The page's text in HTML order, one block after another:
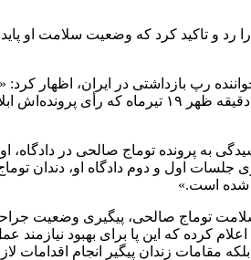
و تاکید کرد که وضعیت سلامت او
رپ بازداشتی در ایران، اظهار کرد:
وضعیت سلامت توماج صالحی از کجا مطرح می‌شود اما آنچه بعضا گفته می‌شود، مایه حیرت
به پرونده توماج صالحی در دادگاه، او
جلسات اول و دوم دادگاه او، دندان
شده است.»
توماج صالحی، پیگیری وضعیت
کرده که این پا برای بهبود
مقامات زندان پیگیر انجام اقدامات